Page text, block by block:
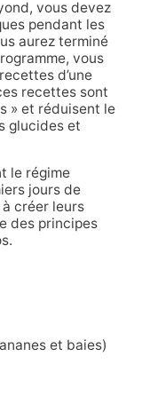
vous devez
pendant les
aurez terminé
vous
d’une
recettes sont
» et réduisent le
glucides et
le régime
jours de
créer leurs
des principes
et baies)